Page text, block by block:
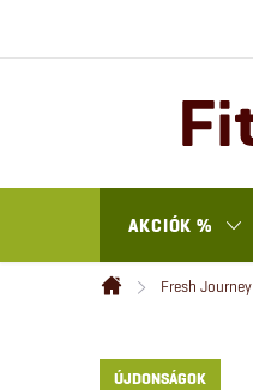
AKCIÓK %
Kezdőlap
Fresh Journey
ÚJDONSÁGOK